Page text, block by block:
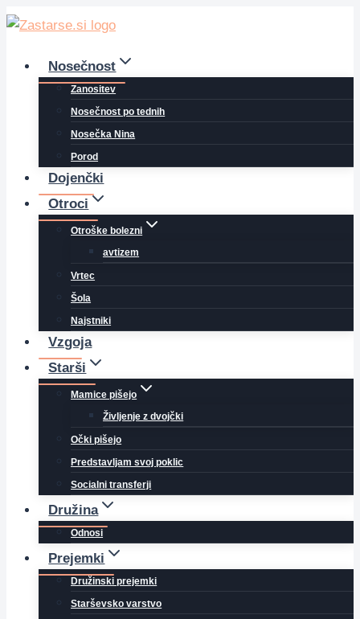
Skip
contentNosečnost
Zanositev
Nosečnost po tednih
Nosečka Nina
Porod
Dojenčki
Otroci
Otroške bolezni
avtizem
Vrtec
Šola
Najstniki
Vzgoja
Starši
Mamice pišejo
Življenje z dvojčki
Očki pišejo
Predstavljam svoj poklic
Socialni transferji
Družina
Odnosi
Prejemki
Družinski prejemki
Starševsko varstvo